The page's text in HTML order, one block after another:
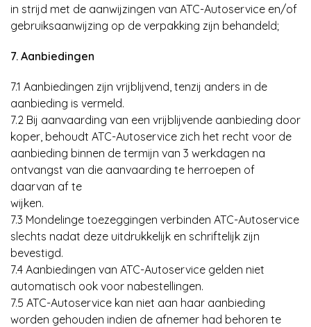
in strijd met de aanwijzingen van ATC-Autoservice en/of
gebruiksaanwijzing op de verpakking zijn behandeld;
7. Aanbiedingen
7.1 Aanbiedingen zijn vrijblijvend, tenzij anders in de
aanbieding is vermeld.
7.2 Bij aanvaarding van een vrijblijvende aanbieding door
koper, behoudt ATC-Autoservice zich het recht voor de
aanbieding binnen de termijn van 3 werkdagen na
ontvangst van die aanvaarding te herroepen of
daarvan af te
wijken.
7.3 Mondelinge toezeggingen verbinden ATC-Autoservice
slechts nadat deze uitdrukkelijk en schriftelijk zijn
bevestigd.
7.4 Aanbiedingen van ATC-Autoservice gelden niet
automatisch ook voor nabestellingen.
7.5 ATC-Autoservice kan niet aan haar aanbieding
worden gehouden indien de afnemer had behoren te